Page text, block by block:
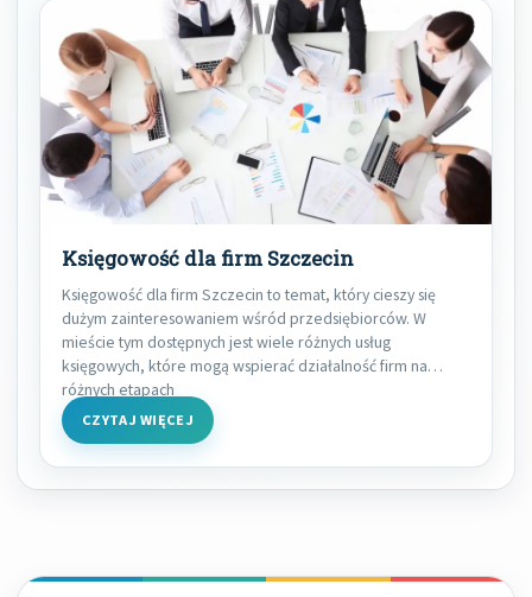
Księgowość dla firm Szczecin
Księgowość dla firm Szczecin to temat, który cieszy się
dużym zainteresowaniem wśród przedsiębiorców. W
mieście tym dostępnych jest wiele różnych usług
księgowych, które mogą wspierać działalność firm na
różnych etapach
CZYTAJ WIĘCEJ